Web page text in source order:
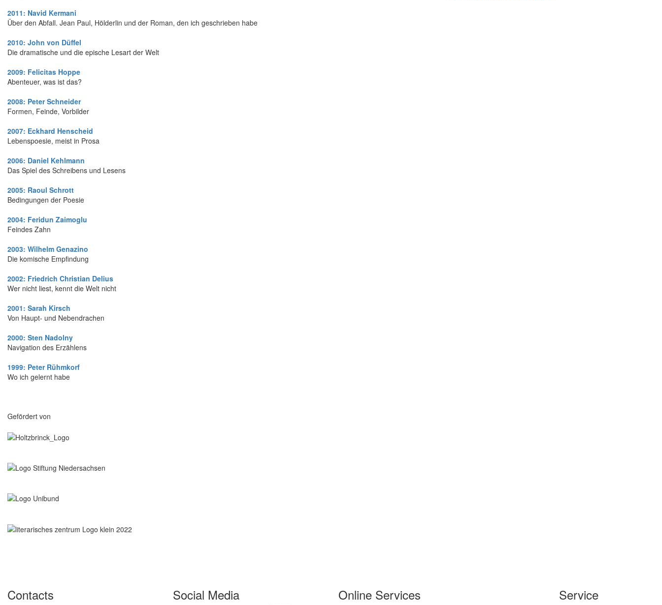
2011: Navid Kermani
Über den Abfall. Jean Paul, Hölderlin und der Roman, den ich geschrieben habe
2010: John von Düffel
Die dramatische und die epische Lesart der Welt
2009: Felicitas Hoppe
Abenteuer, was ist das?
2008: Peter Schneider
Formen, Feinde, Vorbilder
2007: Eckhard Henscheid
Lebenspoesie, meist in Prosa
2006: Daniel Kehlmann
Das Spiel des Schreibens und Lesens
2005: Raoul Schrott
Bedingungen der Poesie
2004: Feridun Zaimoglu
Feindes Zahn
2003: Wilhelm Genazino
Die komische Empfindung
2002: Friedrich Christian Delius
Wer nicht liest, kennt die Welt nicht
2001: Sarah Kirsch
Von Haupt- und Nebendrachen
2000: Sten Nadolny
Navigation des Erzählens
1999: Peter Rühmkorf
Wo ich gelernt habe
Gefördert von
Contacts Social Media Online Services Service